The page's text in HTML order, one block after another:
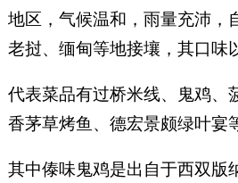
地区，气候温和，雨量充沛，
老挝、缅甸等地接壤，其口味
代表菜品有过桥米线、鬼鸡、
香茅草烤鱼、德宏景颇绿叶宴
其中傣味鬼鸡是出自于西双版